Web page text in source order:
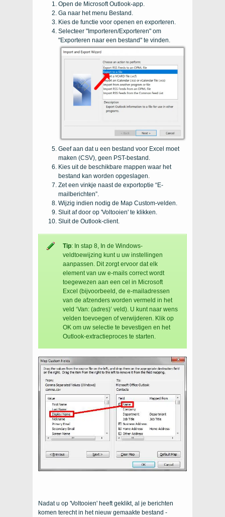
Open de Microsoft Outlook-app.
Ga naar het menu Bestand.
Kies de functie voor openen en exporteren.
Selecteer "Importeren/Exporteren" om
"Exporteren naar een bestand" te vinden.
Geef aan dat u een bestand voor Excel moet
maken (CSV), geen PST-bestand.
Kies uit de beschikbare mappen waar het
bestand kan worden opgeslagen.
Zet een vinkje naast de exportoptie “E-
mailberichten”.
Wijzig indien nodig de Map Custom-velden.
Sluit af door op 'Voltooien' te klikken.
Sluit de Outlook-client.
Tip: In stap 8, In de Windows-
veldtoewijzing kunt u uw instellingen
aanpassen. Dit zorgt ervoor dat elk
element van uw e-mails correct wordt
toegewezen aan een cel in Microsoft
Excel (bijvoorbeeld, de e-mailadressen
van de afzenders worden vermeld in het
veld ‘Van: (adres)’ veld). U kunt naar wens
velden toevoegen of verwijderen. Klik op
OK om uw selectie te bevestigen en het
Outlook-extractieproces te starten.
Nadat u op 'Voltooien' heeft geklikt, al je berichten
komen terecht in het nieuw gemaakte bestand -